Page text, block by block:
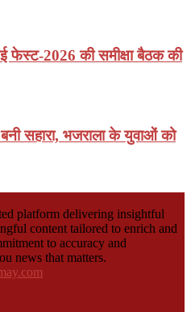
फेस्ट-2026 की समीक्षा बैठक की
सहारा, भजराला के युवाओं को
platform delivering insightful
content tailored to enrich and
to accuracy and
news that matters.